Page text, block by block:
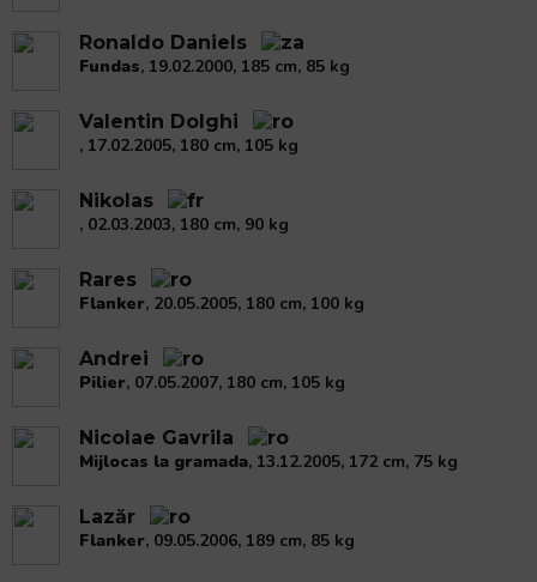
Ronaldo Daniels
Fundas, 19.02.2000, 185 cm, 85 kg
Valentin Dolghi
, 17.02.2005, 180 cm, 105 kg
Nikolas
, 02.03.2003, 180 cm, 90 kg
Rares
Flanker, 20.05.2005, 180 cm, 100 kg
Andrei
Pilier, 07.05.2007, 180 cm, 105 kg
Nicolae Gavrila
Mijlocas la gramada, 13.12.2005, 172 cm, 75 kg
Lazăr
Flanker, 09.05.2006, 189 cm, 85 kg